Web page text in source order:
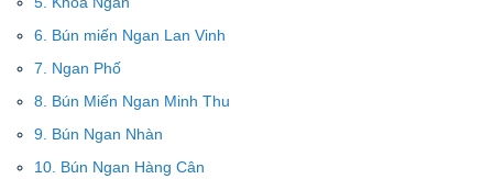
6. Bún miến Ngan Lan Vinh
7. Ngan Phố
8. Bún Miến Ngan Minh Thu
9. Bún Ngan Nhàn
10. Bún Ngan Hàng Cân